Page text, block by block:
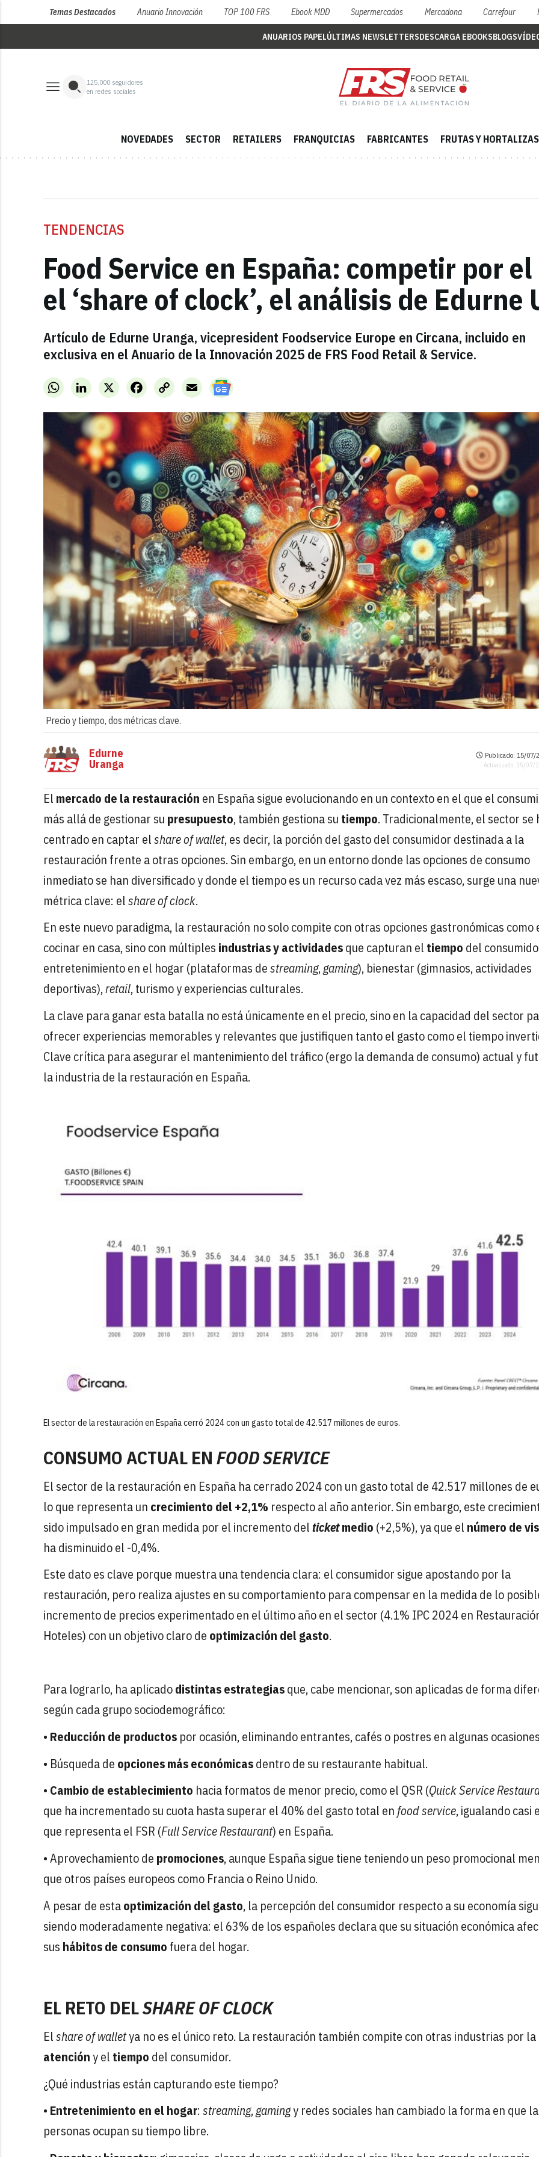
Temas Destacados Anuario Innovación TOP 100 FRS Ebook MDD Supermercados Mercadona Carrefour
ANUARIOS PAPELÚLTIMAS NEWSLETTERSDESCARGA EBOOKSBLOGS
125,000 seguidores
en redes sociales
NOVEDADES SECTOR RETAILERS FRANQUICIAS FABRICANTES FRUTAS Y HORTALIZAS
TENDENCIAS
Food Service en España: competir por el
el ‘share of clock’, el análisis de Edurne
Artículo de Edurne Uranga, vicepresident Foodservice Europe en Circana, incluido en
exclusiva en el Anuario de la Innovación 2025 de FRS Food Retail & Service.
WhatsAppLinkedInX FacebookCopy
Link
Email
Precio y tiempo, dos métricas clave.
Edurne
Uranga
Publicado: 15/07/
Actualizado: 15/07/
El mercado de la restauración en España sigue evolucionando en un contexto en el que el
más allá de gestionar su presupuesto, también gestiona su tiempo. Tradicionalmente, el sector se
centrado en captar elshare of wallet, es decir, la porción del gasto del consumidor destinada a la
restauración frente a otras opciones. Sin embargo, en un entorno donde las opciones de consumo
inmediato se han diversificado y donde el tiempo es un recurso cada vez más escaso, surge una
métrica clave: elshare of clock.
En este nuevo paradigma, la restauración no solo compite con otras opciones gastronómicas como
cocinar en casa, sino con múltiples industrias y actividadesque capturan el tiempo del
entretenimiento en el hogar (plataformas destreaming,gaming), bienestar (gimnasios, actividades
deportivas),retail, turismo y experiencias culturales.
La clave para ganar esta batalla no está únicamente en el precio, sino en la capacidad del sector
ofrecer experiencias memorables y relevantes que justifiquen tanto el gasto como el tiempo
Clave crítica para asegurar el mantenimiento del tráfico (ergo la demanda de consumo) actual y
la industria de la restauración en España.
El sector de la restauración en España cerró 2024 con un gasto total de 42.517 millones de euros.
CONSUMO ACTUAL EN FOOD SERVICE
El sector de la restauración en España ha cerrado 2024 con un gasto total de 42.517 millones de
lo que representa un crecimiento del +2,1% respecto al año anterior. Sin embargo, este
sido impulsado en gran medida por el incremento delticketmedio (+2,5%), ya que el número de
ha disminuido el -0,4%.
Este dato es clave porque muestra una tendencia clara: el consumidor sigue apostando por la
restauración, pero realiza ajustes en su comportamiento para compensar en la medida de lo
incremento de precios experimentado en el último año en el sector (4.1% IPC 2024 en
Hoteles) con un objetivo claro de optimización del gasto.
Para lograrlo, ha aplicadodistintas estrategiasque, cabe mencionar, son aplicadas de forma
según cada grupo sociodemográfico:
• Reducción de productos por ocasión, eliminando entrantes, cafés o postres en algunas
• Búsqueda de opciones más económicasdentro de su restaurante habitual.
• Cambio de establecimiento hacia formatos de menor precio, como el QSR (Quick Service
que ha incrementado su cuota hasta superar el 40% del gasto total en food service, igualando casi
que representa el FSR (Full Service Restaurant) en España.
• Aprovechamiento de promociones, aunque España sigue tiene teniendo un peso promocional
que otros países europeos como Francia o Reino Unido.
A pesar de estaoptimización del gasto, la percepción del consumidor respecto a su economía
siendo moderadamente negativa: el 63% de los españoles declara que su situación económica
sus hábitos de consumo fuera del hogar.
EL RETO DELSHARE OF CLOCK
Elshare of walletya no es el único reto. La restauración también compite con otras industrias por la
atencióny el tiempo del consumidor.
¿Qué industrias están capturando este tiempo?
• Entretenimiento en el hogar: streaming,gamingy redes sociales han cambiado la forma en que
personas ocupan su tiempo libre.